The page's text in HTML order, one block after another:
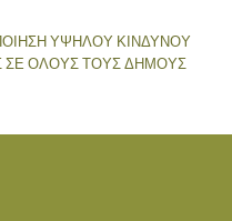
ΥΨΗΛΟΥ ΚΙΝΔΥΝΟΥ
ΣΕ ΟΛΟΥΣ ΤΟΥΣ ΔΗΜΟΥΣ